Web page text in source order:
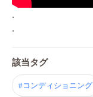
.
.
該当タグ
#コンディショニング